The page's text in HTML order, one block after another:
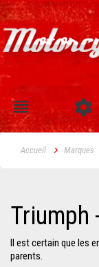
Accueil Marques
Triumph
Il est certain que les
parents.